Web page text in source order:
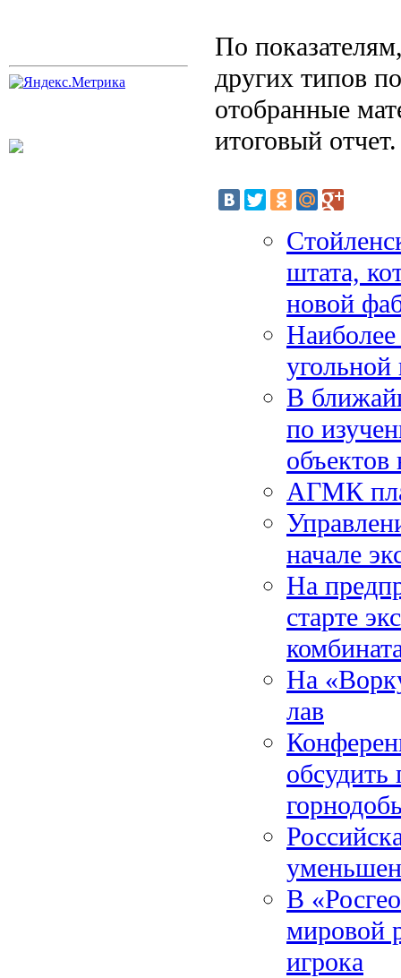
По
других типов
отобранные
итоговый отчет.
штата,
новой
В
по
АГМК
начале
На
старте
На
лав
В
мировой
игрока